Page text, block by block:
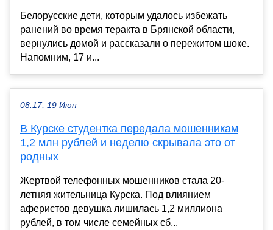
Белорусские дети, которым удалось избежать
ранений во время теракта в Брянской области,
вернулись домой и рассказали о пережитом шоке.
Напомним, 17 и...
08:17, 19 Июн
В Курске студентка передала мошенникам
1,2 млн рублей и неделю скрывала это от
родных
Жертвой телефонных мошенников стала 20-
летняя жительница Курска. Под влиянием
аферистов девушка лишилась 1,2 миллиона
рублей, в том числе семейных сб...